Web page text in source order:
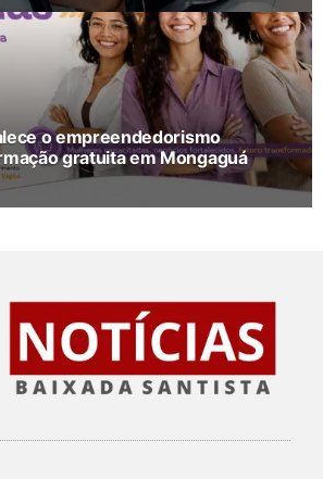
o empreendedorismo
gratuita em Mongaguá